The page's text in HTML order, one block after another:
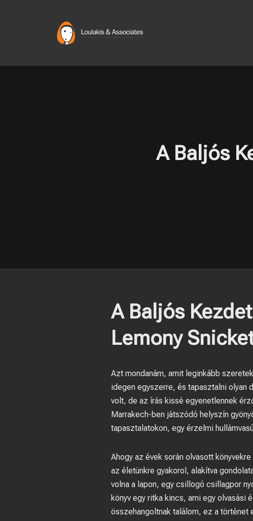
A Baljós
A Baljós
Lemony
Azt mondanám, amit leginkább
idegen egyszerre, és tapasztalni olyan
volt, de az írás kissé egyenetlennek
Marrakech-ben játszódó helyszín
tapasztalatokon, egy érzelmi
Ahogy az évek során olvasott
az életünkre gyakorol, alakítva
volna a lapon, egy csillogó csillagpor
könyv egy ritka kincs, ami egy
összehangoltnak találom, ez a történet